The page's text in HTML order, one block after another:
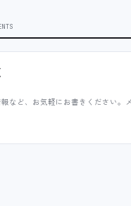
など、お気軽にお書きください。